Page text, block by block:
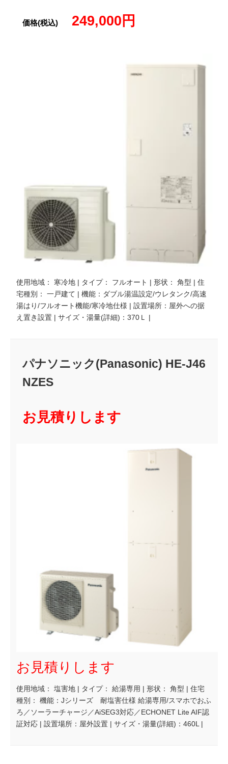
価格(税込)249,000円
使用地域： 寒冷地 | タイプ： フルオート | 形状： 角型 | 住
宅種別： 一戸建て | 機能：ダブル湯温設定/ウレタンク/高速
湯はり/フルオート機能/寒冷地仕様 | 設置場所：屋外への据
え置き設置 | サイズ・湯量(詳細)：370Ｌ |
パナソニック(Panasonic) HE-J46
NZES
お見積りします
お見積りします
使用地域： 塩害地 | タイプ： 給湯専用 | 形状： 角型 | 住宅
種別： 機能：Jシリーズ 耐塩害仕様 給湯専用/スマホでおふ
ろ／ソーラーチャージ／AiSEG3対応／ECHONET Lite AIF認
証対応 | 設置場所：屋外設置 | サイズ・湯量(詳細)：460L |